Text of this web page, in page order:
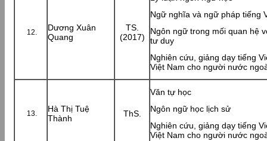
Dương Xuân
Quang
TS.
(2017)
Ngữ nghĩa và ngữ pháp tiếng
Ngôn ngữ trong mối quan hệ
tư duy
Nghiên cứu, giảng dạy tiếng
Việt Nam cho người nước
Hà Thị Tuệ
Thành
ThS.
Văn tự học
Ngôn ngữ học lịch sử
Nghiên cứu, giảng dạy tiếng
Việt Nam cho người nước